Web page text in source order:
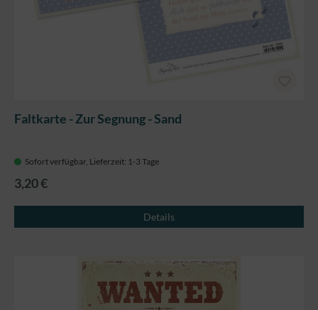
Faltkarte - Zur Segnung - Sand
Sofort verfügbar, Lieferzeit: 1-3 Tage
3,20 €
Details